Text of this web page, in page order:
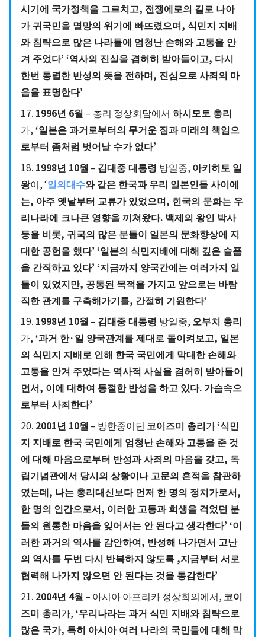
시기에 국가정책을 그르치고, 전쟁에로의 길로 나아
가 귀국민을 멸망의 위기에 빠뜨렸으며, 식민지 지배
와 침략으로 많은 나라들에 엄청난 손해와 고통을 안
겨 주었다’ ‘역사의 진실을 겸허히 받아들이고, 다시
한번 통렬한 반성의 뜻을 전하며, 진심으로 사죄의 마
음을 표명한다’
17. 1996년 6월 – 총리 정상회담에서 하시모토 총리
가, ‘일본은 과거로부터의 무거운 짐과 미래의 책임으
로부터 좀처럼 벗어날 수가 없다’
18. 1998년 10월 – 김대중 대통령 방일중, 아키히토 일
왕이, ‘일의대수와 같은 한국과 우리 일본인들 사이에
는, 아주 옛날부터 교류가 있었으며, 힌국의 문화는 우
리나라에 크나큰 영향을 끼쳐왔다. 백제의 왕인 박사
등을 비롯, 귀국의 많은 분들이 일본의 문화향상에 지
대한 공헌을 했다’ ‘일본의 식민지배에 대해 깊은 슬픔
을 간직하고 있다’ ‘지금까지 양국간에는 여러가지 일
들이 있었지만, 공통된 목적을 가지고 앞으로는 바람
직한 관계를 구축해가기를, 간절히 기원한다‘
19. 1998년 10월 – 김대중 대통령 방일중, 오부치 총리
가, ‘과거 한·일 양국관계를 제대로 돌이켜보고, 일본
의 식민지 지배로 인해 한국 국민에게 막대한 손해와
고통을 안겨 주었다는 역사적 사실을 겸허히 받아들이
면서, 이에 대하여 통절한 반성을 하고 있다. 가슴속으
로부터 사죄한다’
20. 2001년 10월 – 방한중이던 코이즈미 총리가‘식민
지 지배로 한국 국민에게 엄청난 손해와 고통을 준 것
에 대해 마음으로부터 반성과 사죄의 마음을 갖고, 독
립기념관에서 당시의 상황이나 고문의 흔적을 참관하
였는데, 나는 총리대신보다 먼저 한 명의 정치가로서,
한 명의 인간으로서, 이러한 고통과 희생을 격었던 분
들의 원통한 마음을 잊어서는 안 된다고 생각한다’ ‘이
러한 과거의 역사를 감안하여, 반성해 나가면서 고난
의 역사를 두번 다시 반복하지 않도록 ,지금부터 서로
협력해 나가지 않으면 안 된다는 것을 통감한다’
21. 2004년 4월 – 아시아 아프리카 정상회의에서, 코이
즈미 총리가, ‘우리나라는 과거 식민 지배와 침략으로
많은 국가, 특히 아시아 여러 나라의 국민들에 대해 막